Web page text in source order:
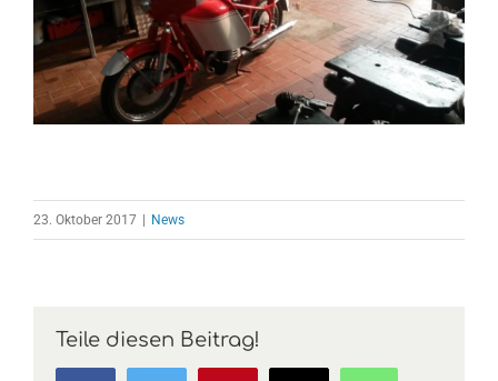
23. Oktober 2017 News
Teile diesen Beitrag!